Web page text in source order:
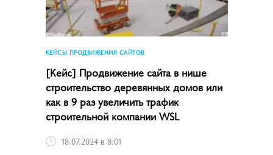
КЕЙСЫ ПРОДВИЖЕНИЯ САЙТОВ
[Кейс] Продвижение сайта в нише
строительство деревянных домов или
как в 9 раз увеличить трафик
строительной компании WSL
18.07.2024 в 8:01